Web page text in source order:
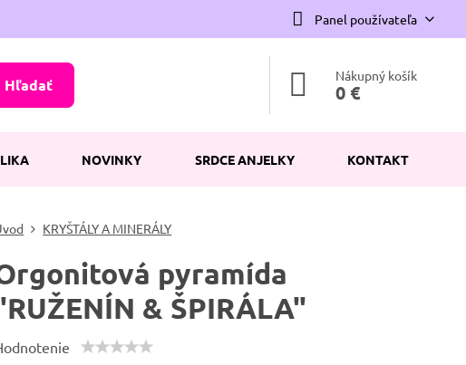
Panel používateľa
Hľadať Nákupný košík
0 €
NOVINKY SRDCE ANJELKY KONTAKT
KRYŠTÁLY A MINERÁLY
pyramída
& ŠPIRÁLA"